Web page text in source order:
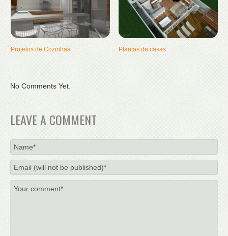
Projetos de Cozinhas Plantas de casas
No Comments Yet.
LEAVE A COMMENT